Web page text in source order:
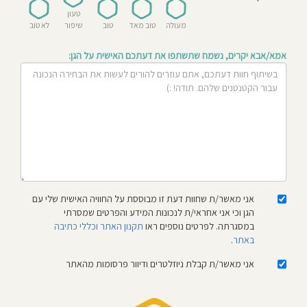
מעולה טוב מאד טוב
טעון
שיפור
לא טוב
אמא/אבא יקרים, נשמח שתשתפו את דעתכם האישית על הגן:
אני מאשר/ת שחוות דעת זו מבוססת על החוויה האישית שלי עם
הגן וכי אני אחראי/ת לנכונות המידע והפרטים שמסרתי
במסגרתה. לפרטים נוספים ראו תקנון האתר וכללי כתיבה
באתר.
אני מאשר/ת קבלת ניוזלטרים ודיוור פרסומות מהאתר